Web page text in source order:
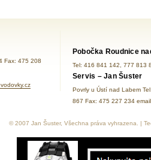
Fax: 475 208
Pobočka Roudnice
Tel: 416 841 142, 777 813
Servis – Jan Šuster
Povrly u Ústí nad Labem
867 Fax: 475 227 234
© 2007 Jan Šuster, Všechna práva vyhrazena. |